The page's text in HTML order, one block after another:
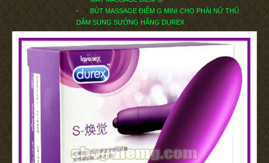
BÚT MASSAGE ĐIỂM G MINI CHO PHÁI NỮ THỦ
DÂM SUNG SƯỚNG HÃNG DUREX